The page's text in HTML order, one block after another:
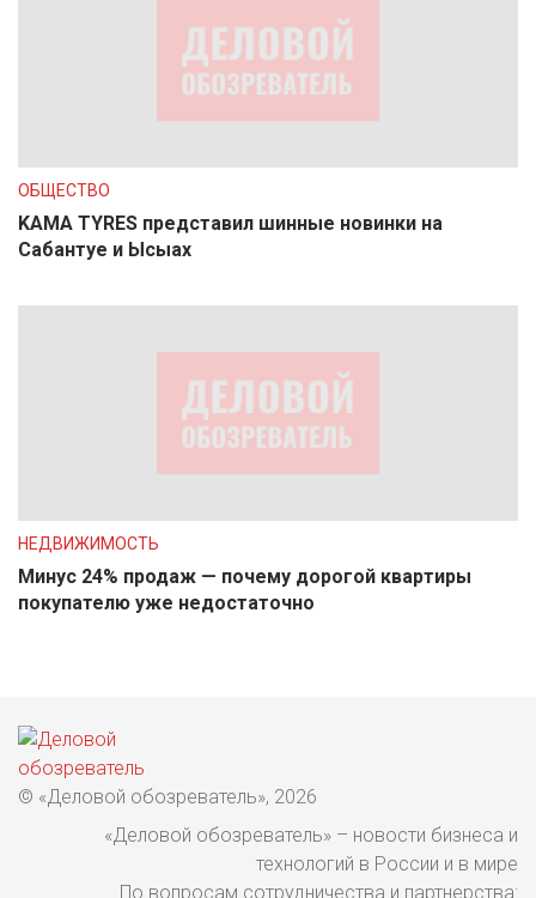
ОБЩЕСТВО
KAMA TYRES представил шинные новинки на
Сабантуе и Ысыах
НЕДВИЖИМОСТЬ
Минус 24% продаж — почему дорогой квартиры
покупателю уже недостаточно
© «Деловой обозреватель», 2026
«Деловой обозреватель» – новости бизнеса и
технологий в России и в мире
По вопросам сотрудничества и партнерства: